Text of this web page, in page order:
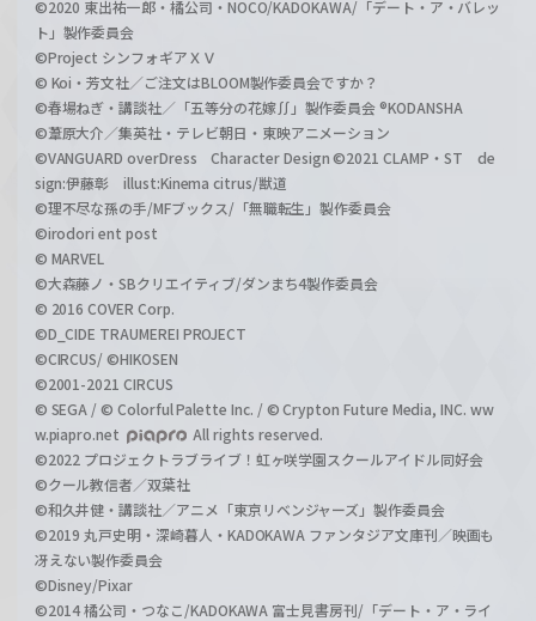
©2020 東出祐一郎・橘公司・NOCO/KADOKAWA/「デート・ア・バレッ
ト」製作委員会
©Project シンフォギアＸＶ
© Koi・芳文社／ご注文はBLOOM製作委員会ですか？
©春場ねぎ・講談社／「五等分の花嫁∬」製作委員会 ®KODANSHA
©葦原大介／集英社・テレビ朝日・東映アニメーション
©VANGUARD overDress Character Design ©2021 CLAMP・ST de
sign:伊藤彰 illust:Kinema citrus/獣道
©理不尽な孫の手/MFブックス/「無職転生」製作委員会
©irodori ent post
© MARVEL
©大森藤ノ・SBクリエイティブ/ダンまち4製作委員会
© 2016 COVER Corp.
©D_CIDE TRAUMEREI PROJECT
©CIRCUS/ ©HIKOSEN
©2001-2021 CIRCUS
© SEGA / © Colorful Palette Inc. / © Crypton Future Media, INC. ww
w.piapro.net
All rights reserved.
©2022 プロジェクトラブライブ！虹ヶ咲学園スクールアイドル同好会
©クール教信者／双葉社
©和久井健・講談社／アニメ「東京リベンジャーズ」製作委員会
©2019 丸戸史明・深崎暮人・KADOKAWA ファンタジア文庫刊／映画も
冴えない製作委員会
©Disney/Pixar
©2014 橘公司・つなこ/KADOKAWA 富士見書房刊/「デート・ア・ライ